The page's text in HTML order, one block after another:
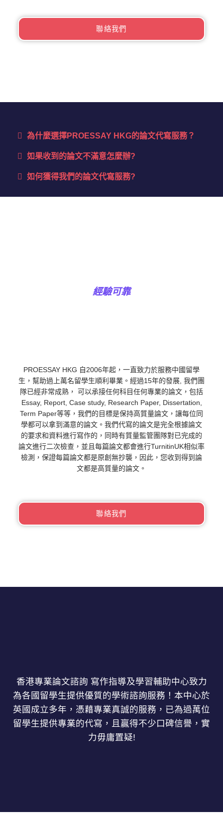
聯絡我們
為什麼選擇PROESSAY HKG的論文代寫服務？​
如果收到的論文不滿意怎麼辦?
如何獲得我們的論文代寫服務?
經驗可靠
PROESSAY HKG 自2006年起，一直致力於服務中國留學
生，幫助過上萬名留學生順利畢業。經過15年的發展, 我們團
隊已經非常成熟， 可以承接任何科目任何專業的論文，包括
Essay, Report, Case study, Research Paper, Dissertation,
Term Paper等等，我們的目標是保持高質量論文，讓每位同
學都可以拿到滿意的論文。我們代寫的論文是完全根據論文
的要求和資料進行寫作的，同時有質量監管團隊對已完成的
論文進行二次檢查，並且每篇論文都會進行TurnitinUK相似率
檢測，保證每篇論文都是原創無抄襲，因此，您收到得到論
文都是高質量的論文。
聯絡我們
香港專業論文諮詢 寫作指導及學習輔助中心致力
為各國留學生提供優質的學術諮詢服務！本中心於
英國成立多年，憑藉專業真誠的服務，已為過萬位
留學生提供專業的代寫，且贏得不少口碑信譽，實
力毋庸置疑!